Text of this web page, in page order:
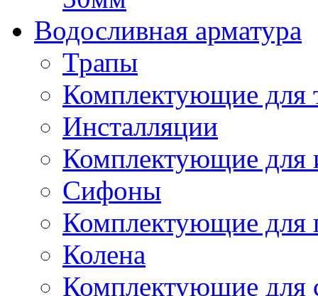
Водосливная арматура
Трапы
Комплектующие для
Инсталляции
Комплектующие для
Сифоны
Комплектующие для
Колена
Комплектующие для